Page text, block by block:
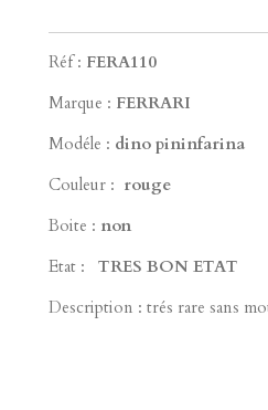
Réf : FERA110
Marque : FERRARI
Modéle : dino pininfarina
Couleur : rouge
Boite : non
Etat :
TRES BON ETAT
Description : trés rare sans